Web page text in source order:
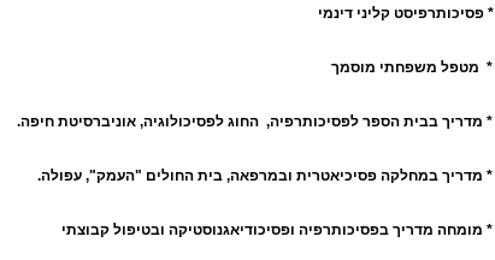
* פסיכותרפיסט קליני דינמי
* מטפל משפחתי מוסמך
* מדריך בבית הספר לפסיכותרפיה, החוג לפסיכולוגיה, אוניברסיטת חיפה.
* מדריך במחלקה פסיכיאטרית ובמרפאה, בית החולים "העמק", עפולה.
* מומחה מדריך בפסיכותרפיה ופסיכודיאגנוסטיקה ובטיפול קבוצתי